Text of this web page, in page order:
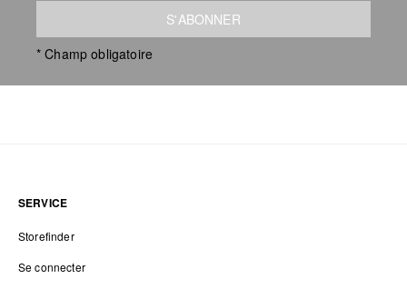
S'ABONNER
* Champ obligatoire
SERVICE
Storefinder
Se connecter